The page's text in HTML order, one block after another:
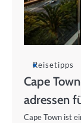
Reisetipps
Cape
adressen
Cape Town ist